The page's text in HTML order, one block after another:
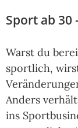
Sport ab 30
Warst du
sportlich,
Anders
ins